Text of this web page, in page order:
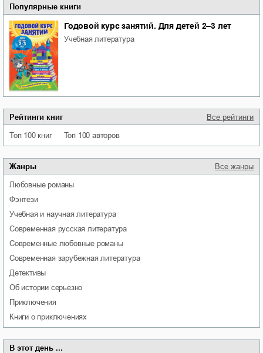
Популярные книги
Годовой курс занятий. Для детей 2–3 лет
учебная литература
Рейтинги книг Все рейтинги
Топ 100 книг Топ 100 авторов
Жанры Все жанры
любовные романы
фэнтези
учебная и научная литература
современная русская литература
современные любовные романы
современная зарубежная литература
детективы
об истории серьезно
приключения
книги о приключениях
В этот день ...